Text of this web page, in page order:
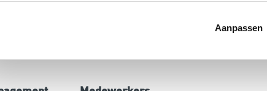
Aanpassen
risicomanagement vanuit